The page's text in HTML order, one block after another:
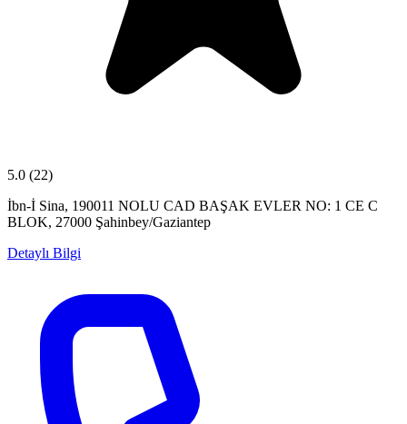
5.0 (22)
İbn-İ Sina, 190011 NOLU CAD BAŞAK EVLER NO: 1 CE C
BLOK, 27000 Şahinbey/Gaziantep
Detaylı Bilgi